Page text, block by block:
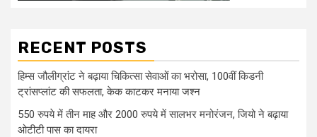
RECENT POSTS
हिम्स जौलीग्रांट ने बढ़ाया चिकित्सा सेवाओं का भरोसा, 100वीं किडनी
ट्रांसप्लांट की सफलता, केक काटकर मनाया जश्न
550 रुपये में तीन माह और 2000 रुपये में सालभर मनोरंजन, जियो ने बढ़ाया
ओटीटी पास का दायरा